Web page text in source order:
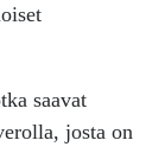
saavat
josta on